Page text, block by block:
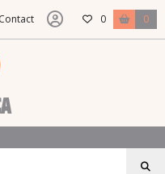
Contact 0 0